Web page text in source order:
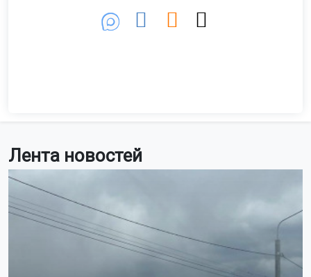
Лента новостей